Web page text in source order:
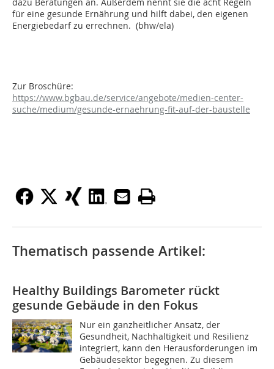
dazu Beratungen an. Außerdem nennt sie die acht Regeln
für eine gesunde Ernährung und hilft dabei, den eigenen
Energiebedarf zu errechnen. (bhw/ela)
Zur Broschüre:
https://www.bgbau.de/service/angebote/medien-center-
suche/medium/gesunde-ernaehrung-fit-auf-der-baustelle
Thematisch passende Artikel:
Healthy Buildings Barometer rückt
gesunde Gebäude in den Fokus
Nur ein ganzheitlicher Ansatz, der
Gesundheit, Nachhaltigkeit und Resilienz
integriert, kann den Herausforderungen im
Gebäudesektor begegnen. Zu diesem